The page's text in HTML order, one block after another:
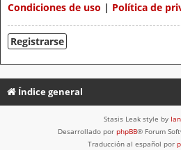
Condiciones de uso | Política de
Registrarse
Índice general
Stasis Leak style by
Desarrollado por phpBB® Forum
Traducción al español por